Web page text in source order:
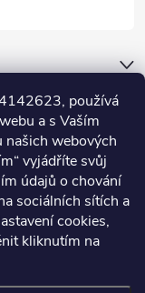
používá
a s Vaším
našich webových
vyjádříte svůj
údajů o chování
sociálních sítích a
cookies,
kliknutím na